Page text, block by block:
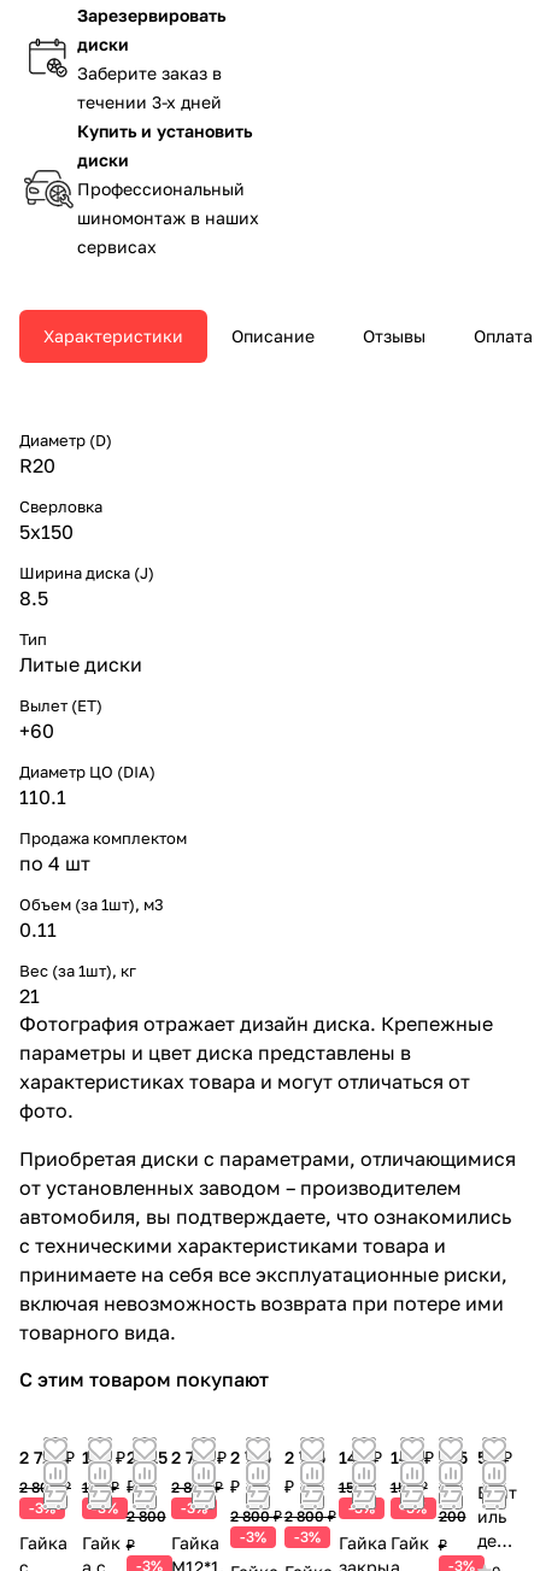
Зарезервировать
диски
Заберите заказ в
течении 3-х дней
Купить и установить
диски
Профессиональный
шиномонтаж в наших
сервисах
Характеристики Описание Отзывы Оплата
Диаметр (D)
R20
Сверловка
5х150
Ширина диска (J)
8.5
Тип
Литые диски
Вылет (ET)
+60
Диаметр ЦО (DIA)
110.1
Продажа комплектом
по 4 шт
Объем (за 1шт), м3
0.11
Вес (за 1шт), кг
21
Фотография отражает дизайн диска. Крепежные
параметры и цвет диска представлены в
характеристиках товара и могут отличаться от
фото.
Приобретая диски с параметрами, отличающимися
от установленных заводом – производителем
автомобиля, вы подтверждаете, что ознакомились
с техническими характеристиками товара и
принимаете на себя все эксплуатационные риски,
включая невозможность возврата при потере ими
товарного вида.
С этим товаром покупают
2 715 ₽
2 800 ₽
-3%
Гайка
с
145 ₽
150 ₽
-3%
Гайк
а с
2 715
₽
2 800
₽
-3%
2 715 ₽
2 800 ₽
-3%
Гайка
М12*1.
2 715
₽
2 800 ₽
-3%
2 715
₽
2 800 ₽
-3%
145 ₽
150 ₽
-3%
Гайка
закры
145 ₽
150 ₽
-3%
Гайк
а
195
₽
200
₽
-3%
50 ₽
Вент
иль
деко
рати